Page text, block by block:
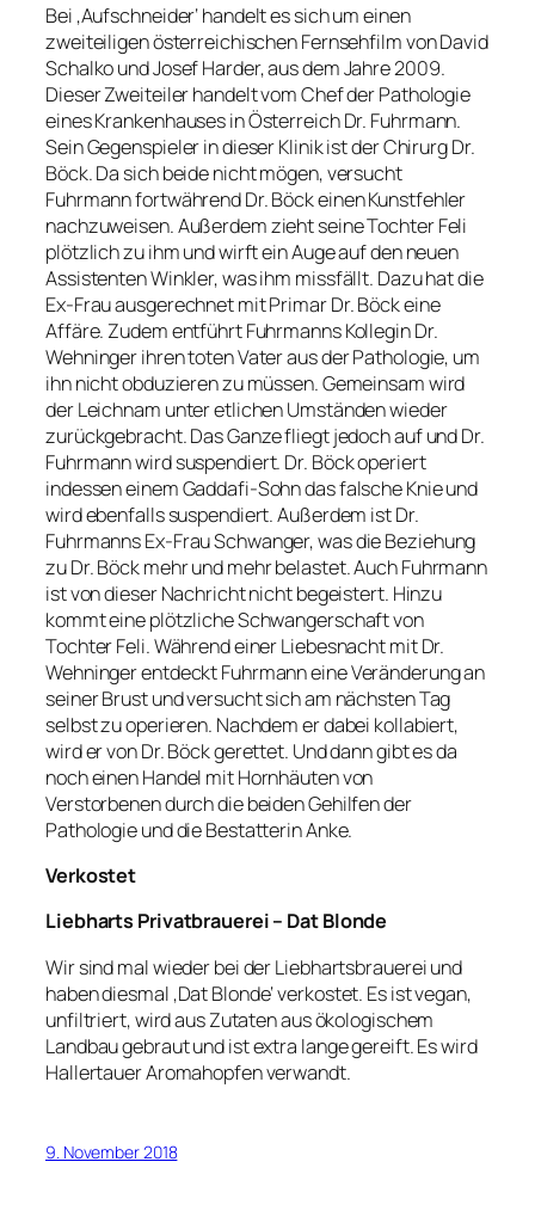
Bei ‚Aufschneider‘ handelt es sich um einen
zweiteiligen österreichischen Fernsehfilm von David
Schalko und Josef Harder, aus dem Jahre 2009.
Dieser Zweiteiler handelt vom Chef der Pathologie
eines Krankenhauses in Österreich Dr. Fuhrmann.
Sein Gegenspieler in dieser Klinik ist der Chirurg Dr.
Böck. Da sich beide nicht mögen, versucht
Fuhrmann fortwährend Dr. Böck einen Kunstfehler
nachzuweisen. Außerdem zieht seine Tochter Feli
plötzlich zu ihm und wirft ein Auge auf den neuen
Assistenten Winkler, was ihm missfällt. Dazu hat die
Ex-Frau ausgerechnet mit Primar Dr. Böck eine
Affäre. Zudem entführt Fuhrmanns Kollegin Dr.
Wehninger ihren toten Vater aus der Pathologie, um
ihn nicht obduzieren zu müssen. Gemeinsam wird
der Leichnam unter etlichen Umständen wieder
zurückgebracht. Das Ganze fliegt jedoch auf und Dr.
Fuhrmann wird suspendiert. Dr. Böck operiert
indessen einem Gaddafi-Sohn das falsche Knie und
wird ebenfalls suspendiert. Außerdem ist Dr.
Fuhrmanns Ex-Frau Schwanger, was die Beziehung
zu Dr. Böck mehr und mehr belastet. Auch Fuhrmann
ist von dieser Nachricht nicht begeistert. Hinzu
kommt eine plötzliche Schwangerschaft von
Tochter Feli. Während einer Liebesnacht mit Dr.
Wehninger entdeckt Fuhrmann eine Veränderung an
seiner Brust und versucht sich am nächsten Tag
selbst zu operieren. Nachdem er dabei kollabiert,
wird er von Dr. Böck gerettet. Und dann gibt es da
noch einen Handel mit Hornhäuten von
Verstorbenen durch die beiden Gehilfen der
Pathologie und die Bestatterin Anke.
Verkostet
Liebharts Privatbrauerei – Dat Blonde
Wir sind mal wieder bei der Liebhartsbrauerei und
haben diesmal ‚Dat Blonde‘ verkostet. Es ist vegan,
unfiltriert, wird aus Zutaten aus ökologischem
Landbau gebraut und ist extra lange gereift. Es wird
Hallertauer Aromahopfen verwandt.
9. November 2018